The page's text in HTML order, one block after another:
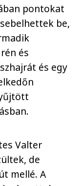
pontokat
be,
és
és egy
Valter
de
mellé. A